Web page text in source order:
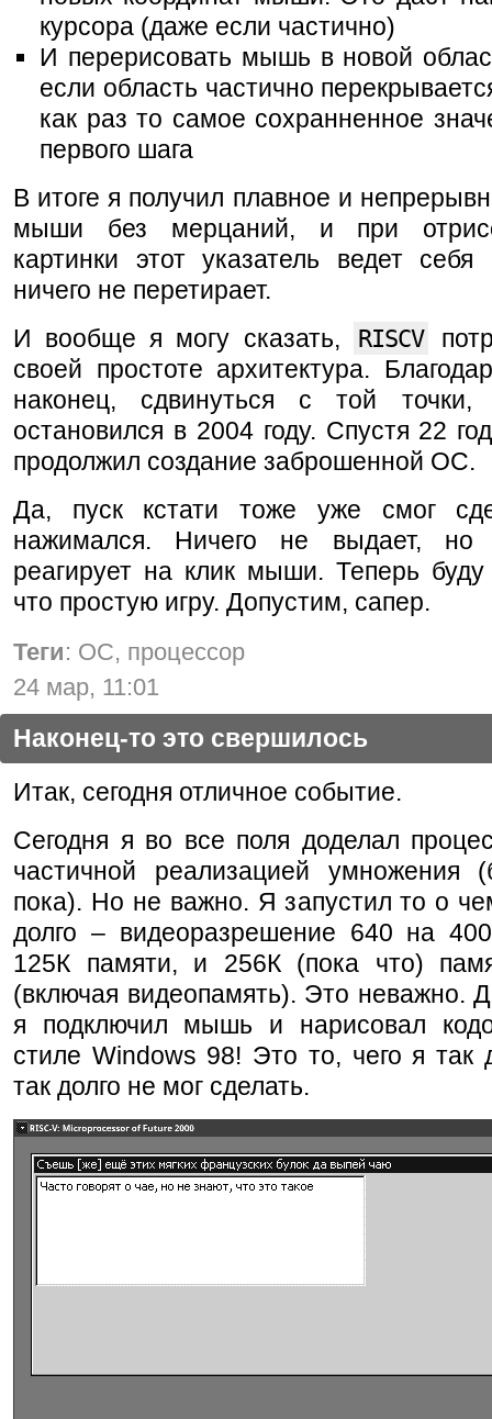
курсора (даже если частично)
И перерисовать мышь в новой
если область частично
как раз то самое сохранненное
первого шага
В итоге я получил плавное и
мыши без мерцаний, и при
картинки этот указатель ведет себя
ничего не перетирает.
И вообще я могу сказать,
RISCV
своей простоте архитектура.
наконец, сдвинуться с той точки,
остановился в 2004 году. Спустя 22
продолжил создание заброшенной ОС.
Да, пуск кстати тоже уже смог
нажимался. Ничего не выдает, но
реагирует на клик мыши. Теперь буду
что простую игру. Допустим, сапер.
Теги: ОС, процессор
24 мар, 11:01
Наконец-то это свершилось
Итак, сегодня отличное событие.
Сегодня я во все поля доделал
частичной реализацией умножения
пока). Но не важно. Я запустил то о
долго – видеоразрешение 640 на
125К памяти, и 256К (пока что)
(включая видеопамять). Это неважно.
я подключил мышь и нарисовал
стиле Windows 98! Это то, чего я так
так долго не мог сделать.